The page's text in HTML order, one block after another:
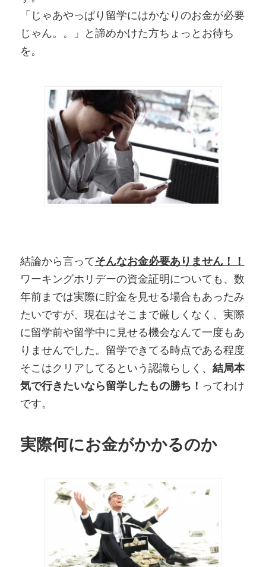
「じゃあやっぱり留学にはかなりのお金が必要
じゃん。。」と諦めかけた方ちょっとお待ち
を。
結論から言ってそんなお金必要ありません！！
ワーキングホリデーの資金証明についても、数
年前までは実際に貯金を見せる場合もあったみ
たいですが、現在はそこまで厳しくなく、実際
に留学前や留学中に見せる機会なんて一度もあ
りませんでした。留学できてる時点である程度
そこはクリアしてるという認識らしく、 結局本
気で行きたいなら留学したもの勝ち！ ってわけ
です。
実際何にお金がかかるのか